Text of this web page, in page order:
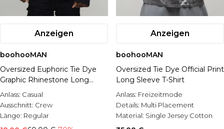
Anzeigen
boohooMAN
Oversized Euphoric Tie Dye
Graphic Rhinestone Long
Sleeve T-Shirt
Anlass: Casual
Ausschnitt: Crew
Länge: Regular
Anzeigen
boohooMAN
Oversized Tie Dye Official Print
Long Sleeve T-Shirt
Anlass: Freizeitmode
Details: Multi Placement
Material: Single Jersey Cotton